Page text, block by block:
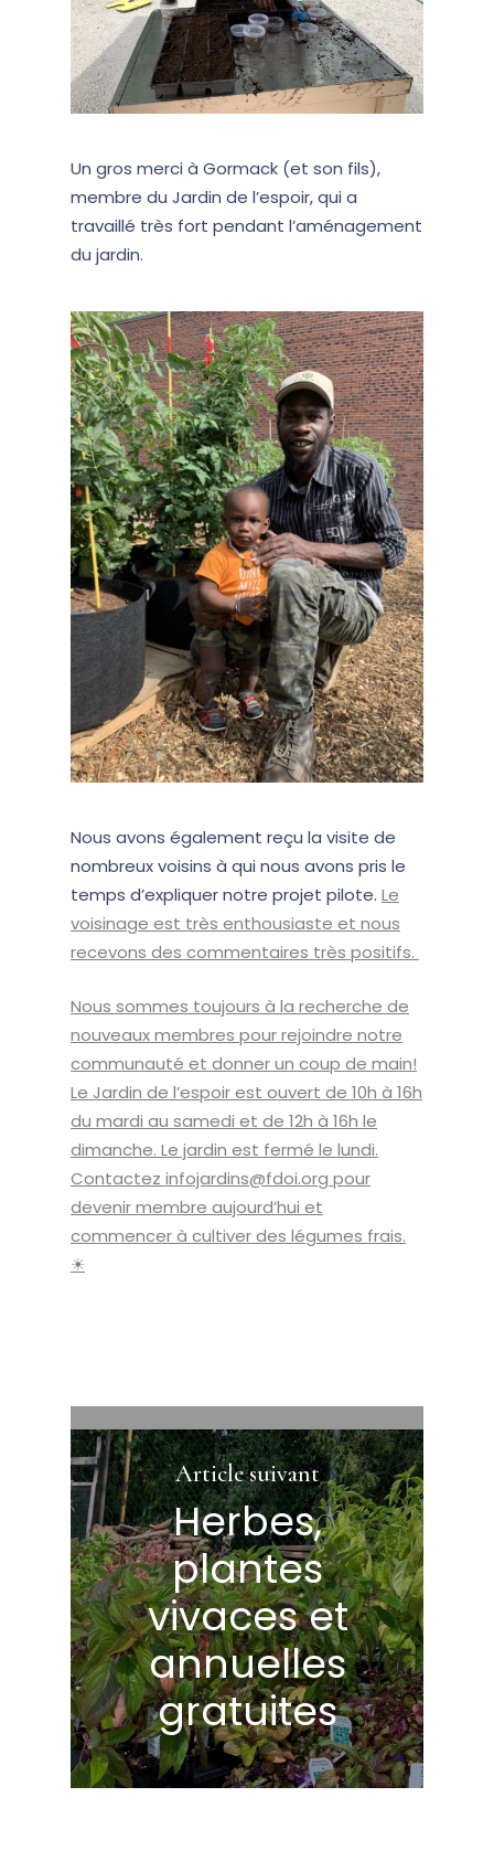
Un gros merci à Gormack (et son fils),
membre du Jardin de l’espoir, qui a
travaillé très fort pendant l’aménagement
du jardin.
Nous avons également reçu la visite de
nombreux voisins à qui nous avons pris le
temps d’expliquer notre projet pilote. Le
voisinage est très enthousiaste et nous
recevons des commentaires très positifs.
Nous sommes toujours à la recherche de
nouveaux membres pour rejoindre notre
communauté et donner un coup de main!
Le Jardin de l’espoir est ouvert de 10h à 16h
du mardi au samedi et de 12h à 16h le
dimanche. Le jardin est fermé le lundi.
Contactez infojardins@fdoi.org pour
devenir membre aujourd’hui et
commencer à cultiver des légumes frais.
☀
Article suivant
Herbes,
plantes
vivaces et
annuelles
gratuites